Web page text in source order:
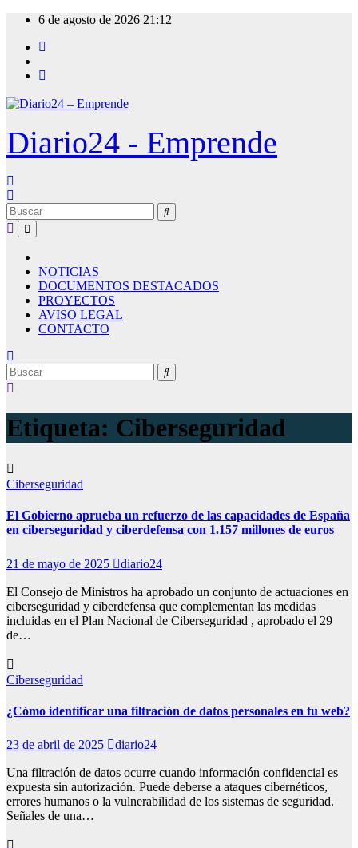
contenido
6 de agosto de 2026 21:12
Diario24 - Emprende
NOTICIAS
DOCUMENTOS DESTACADOS
PROYECTOS
AVISO LEGAL
CONTACTO
Etiqueta: Ciberseguridad
Ciberseguridad
El Gobierno aprueba un refuerzo de las capacidades de España
en ciberseguridad y ciberdefensa con 1.157 millones de euros
21 de mayo de 2025 diario24
El Consejo de Ministros ha aprobado un conjunto de actuaciones en
ciberseguridad y ciberdefensa que complementan las medidas
incluidas en el Plan Nacional de Ciberseguridad , aprobado el 29
de…
Ciberseguridad
¿Cómo identificar una filtración de datos personales en tu web?
23 de abril de 2025 diario24
Una filtración de datos ocurre cuando información confidencial es
expuesta sin autorización. Puede deberse a ataques cibernéticos,
errores humanos o la vulnerabilidad de los sistemas de seguridad.
Señales de una…